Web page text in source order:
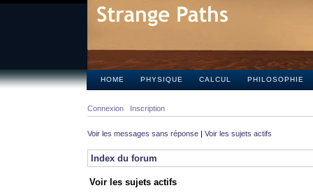
HOME PHYSIQUE CALCUL PHILOSOPHIE
Connexion Inscription
Voir les messages sans réponse | Voir les sujets actifs
Index du forum
Voir les sujets actifs